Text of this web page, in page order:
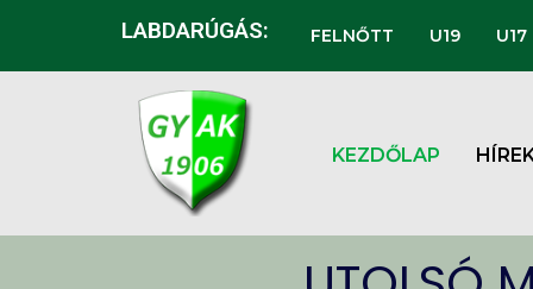
LABDARÚGÁS: FELNŐTT U19 U17
KEZDŐLAP